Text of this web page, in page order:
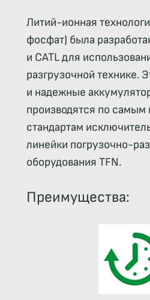
Литий-ионная
фосфат) была
и CATL для
разгрузочной технике.
и надежные
производятся по самым
стандартам
линейки погрузочно-
оборудования TFN.
Преимущества: